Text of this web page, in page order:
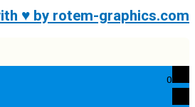
with ♥ by rotem-